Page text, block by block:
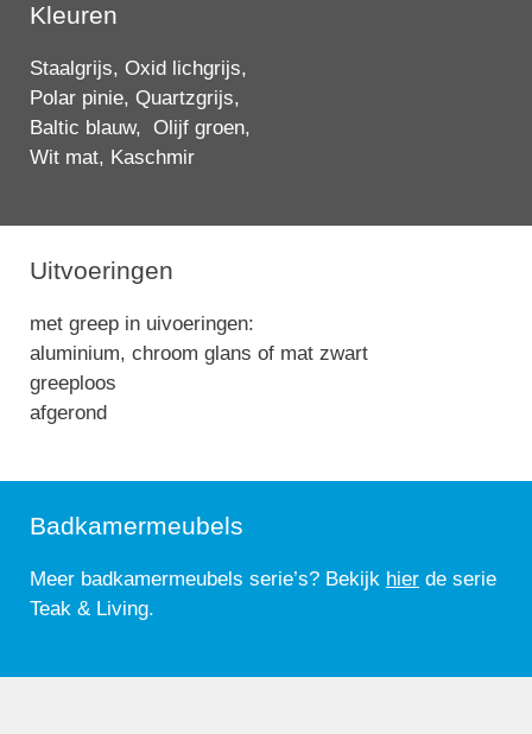
Kleuren
Staalgrijs, Oxid lichgrijs,
Polar pinie, Quartzgrijs,
Baltic blauw, Olijf groen,
Wit mat, Kaschmir
Uitvoeringen
met greep in uivoeringen:
aluminium, chroom glans of mat zwart
greeploos
afgerond
Badkamermeubels
Meer badkamermeubels serie’s? Bekijk hier de serie
Teak & Living.